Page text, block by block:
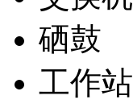
硒鼓
工作站